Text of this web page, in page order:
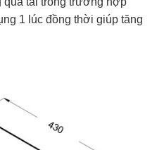
1 lúc đồng thời giúp tăng